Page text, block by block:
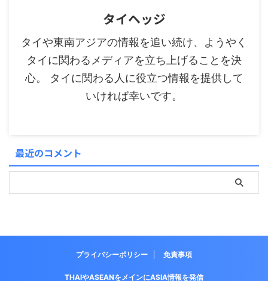
タイヘッジ
タイや東南アジアの情報を追い続け、ようやく
タイに関わるメディアを立ち上げることを決
心。 タイに関わる人に役立つ情報を提供して
いければ幸いです。
最近のコメント
プライバシーポリシー 免責事項
THAIやASEANをメインにASIA情報を発信